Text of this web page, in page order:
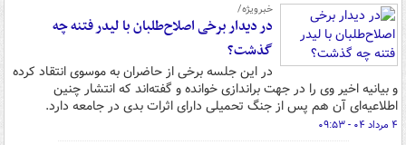
خبرویژه/
در دیدار برخی اصلاح‌طلبان با لیدر فتنه چه
گذشت؟
در این جلسه برخی از حاضران به موسوی انتقاد کرده
و بیانیه اخیر وی را در جهت براندازی خوانده و گفته‌اند که انتشار چنین
اطلاعیه‌ای آن هم پس از جنگ تحمیلی دارای اثرات بدی در جامعه دارد.
۴ مرداد ۰۴ - ۰۹:۵۳